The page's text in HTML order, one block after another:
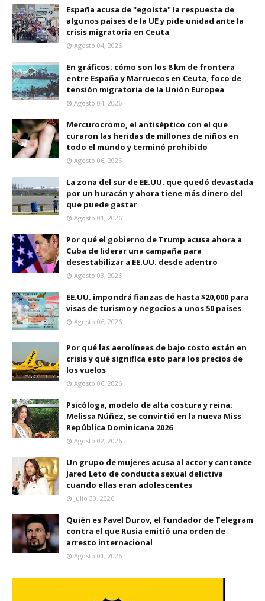
España acusa de "egoísta" la respuesta de
algunos países de la UE y pide unidad ante la
crisis migratoria en Ceuta
Agosto 04, 2026
En gráficos: cómo son los 8 km de frontera
entre España y Marruecos en Ceuta, foco de
tensión migratoria de la Unión Europea
Agosto 04, 2026
Mercurocromo, el antiséptico con el que
curaron las heridas de millones de niños en
todo el mundo y terminó prohibido
Agosto 06, 2026
La zona del sur de EE.UU. que quedó devastada
por un huracán y ahora tiene más dinero del
que puede gastar
Agosto 01, 2026
Por qué el gobierno de Trump acusa ahora a
Cuba de liderar una campaña para
desestabilizar a EE.UU. desde adentro
Agosto 03, 2026
EE.UU. impondrá fianzas de hasta $20,000 para
visas de turismo y negocios a unos 50 países
Agosto 06, 2026
Por qué las aerolíneas de bajo costo están en
crisis y qué significa esto para los precios de
los vuelos
Agosto 06, 2026
Psicóloga, modelo de alta costura y reina:
Melissa Núñez, se convirtió en la nueva Miss
República Dominicana 2026
Agosto 02, 2026
Un grupo de mujeres acusa al actor y cantante
Jared Leto de conducta sexual delictiva
cuando ellas eran adolescentes
Julio 30, 2026
Quién es Pavel Durov, el fundador de Telegram
contra el que Rusia emitió una orden de
arresto internacional
Agosto 01, 2026